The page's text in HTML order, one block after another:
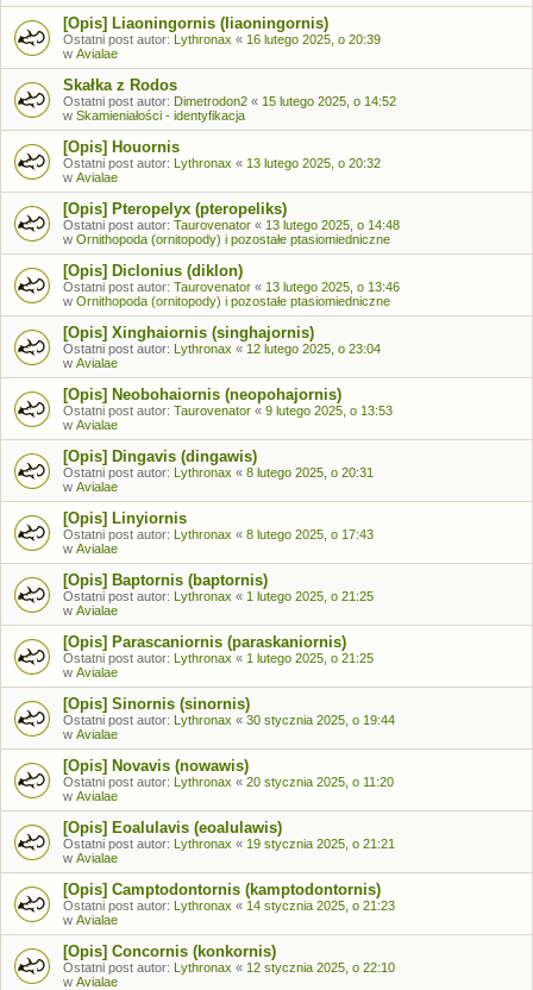
[Opis] Liaoningornis (liaoningornis)
Ostatni post autor: Lythronax « 16 lutego 2025, o 20:39
w Avialae
Skałka z Rodos
Ostatni post autor: Dimetrodon2 « 15 lutego 2025, o 14:52
w Skamieniałości - identyfikacja
[Opis] Houornis
Ostatni post autor: Lythronax « 13 lutego 2025, o 20:32
w Avialae
[Opis] Pteropelyx (pteropeliks)
Ostatni post autor: Taurovenator « 13 lutego 2025, o 14:48
w Ornithopoda (ornitopody) i pozostałe ptasiomiedniczne
[Opis] Diclonius (diklon)
Ostatni post autor: Taurovenator « 13 lutego 2025, o 13:46
w Ornithopoda (ornitopody) i pozostałe ptasiomiedniczne
[Opis] Xinghaiornis (singhajornis)
Ostatni post autor: Lythronax « 12 lutego 2025, o 23:04
w Avialae
[Opis] Neobohaiornis (neopohajornis)
Ostatni post autor: Taurovenator « 9 lutego 2025, o 13:53
w Avialae
[Opis] Dingavis (dingawis)
Ostatni post autor: Lythronax « 8 lutego 2025, o 20:31
w Avialae
[Opis] Linyiornis
Ostatni post autor: Lythronax « 8 lutego 2025, o 17:43
w Avialae
[Opis] Baptornis (baptornis)
Ostatni post autor: Lythronax « 1 lutego 2025, o 21:25
w Avialae
[Opis] Parascaniornis (paraskaniornis)
Ostatni post autor: Lythronax « 1 lutego 2025, o 21:25
w Avialae
[Opis] Sinornis (sinornis)
Ostatni post autor: Lythronax « 30 stycznia 2025, o 19:44
w Avialae
[Opis] Novavis (nowawis)
Ostatni post autor: Lythronax « 20 stycznia 2025, o 11:20
w Avialae
[Opis] Eoalulavis (eoalulawis)
Ostatni post autor: Lythronax « 19 stycznia 2025, o 21:21
w Avialae
[Opis] Camptodontornis (kamptodontornis)
Ostatni post autor: Lythronax « 14 stycznia 2025, o 21:23
w Avialae
[Opis] Concornis (konkornis)
Ostatni post autor: Lythronax « 12 stycznia 2025, o 22:10
w Avialae